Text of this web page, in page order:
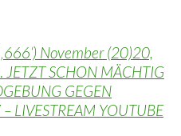
November (20)20,
SCHON MÄCHTIG
GEGEN
LIVESTREAM YOUTUBE